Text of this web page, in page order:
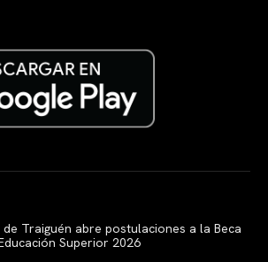
de Traiguén abre postulaciones a la Beca
Superior 2026